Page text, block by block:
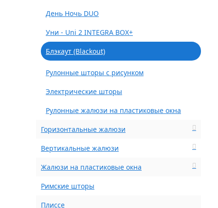
День Ночь DUO
Уни - Uni 2 INTEGRA BOX+
Блэкаут (Blackout)
Рулонные шторы с рисунком
Электрические шторы
Рулонные жалюзи на пластиковые окна
Горизонтальные жалюзи
Вертикальные жалюзи
Жалюзи на пластиковые окна
Римские шторы
Плиссе